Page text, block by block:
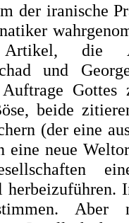
der iranische
Artikel, die
und
beide
(der eine
eine neue